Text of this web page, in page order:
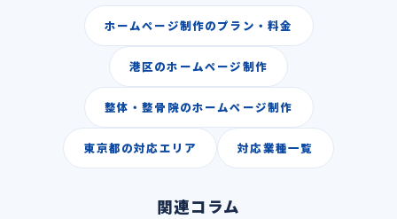
ホームページ制作のプラン・料金
港区のホームページ制作
整体・整骨院のホームページ制作
東京都の対応エリア 対応業種一覧
関連コラム